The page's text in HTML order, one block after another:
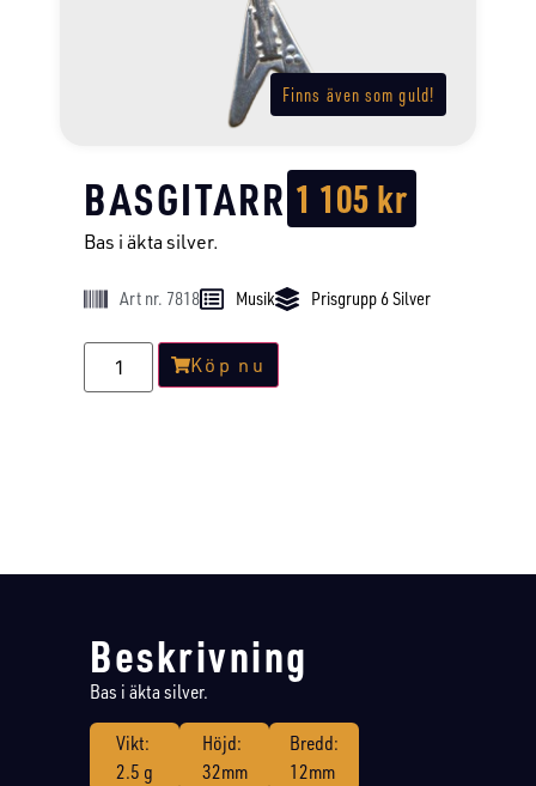
Finns även som guld!
BASGITARR 1 105kr
Bas i äkta silver.
Art nr. 7818 Musik Prisgrupp 6 Silver
Köp nu
Beskrivning
Bas i äkta silver.
Vikt:
2.5 g
Höjd:
32mm
Bredd:
12mm